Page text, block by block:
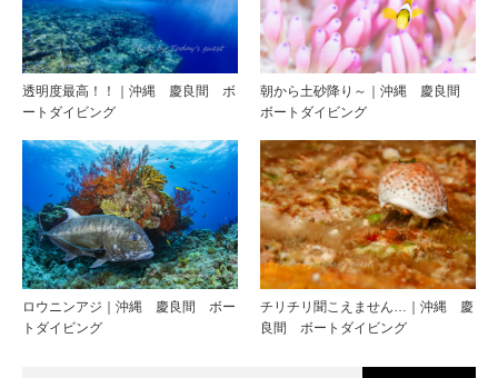
透明度最高！！｜沖縄 慶良間 ボ
ートダイビング
朝から土砂降り～｜沖縄 慶良間
ボートダイビング
ロウニンアジ｜沖縄 慶良間 ボー
トダイビング
チリチリ聞こえません…｜沖縄 慶
良間 ボートダイビング